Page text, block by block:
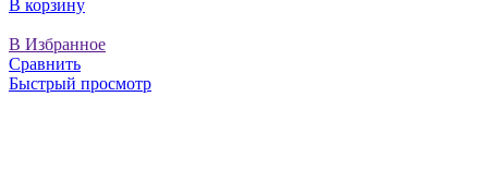
В корзину
В Избранное
Сравнить
Быстрый просмотр